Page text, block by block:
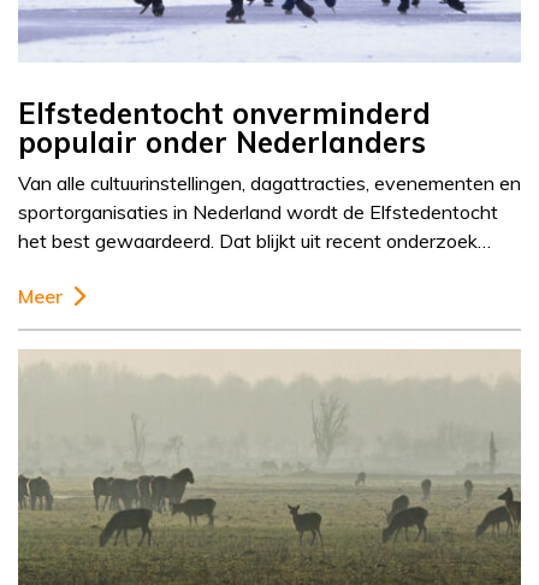
Elfstedentocht onverminderd
populair onder Nederlanders
Van alle cultuurinstellingen, dagattracties, evenementen en
sportorganisaties in Nederland wordt de Elfstedentocht
het best gewaardeerd. Dat blijkt uit recent onderzoek…
Meer